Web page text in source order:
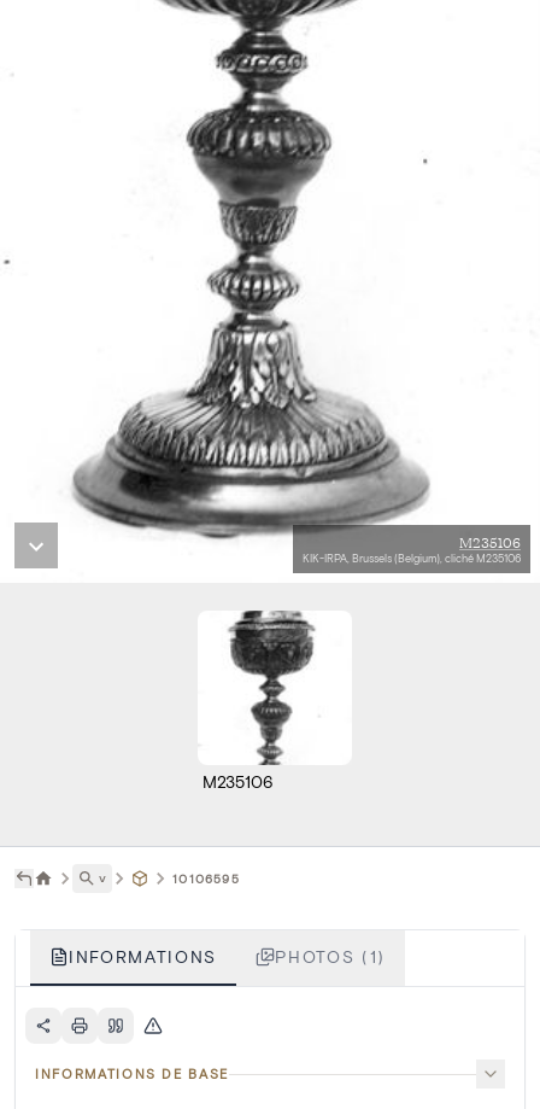
M235106
KIK-IRPA, Brussels (Belgium), cliché M235106
M235106
˅ 10106595
INFORMATIONS PHOTOS (1)
INFORMATIONS DE BASE